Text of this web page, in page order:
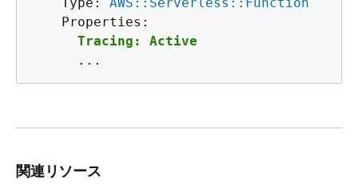
    Properties:
Tracing: Active
      ...
関連リソース